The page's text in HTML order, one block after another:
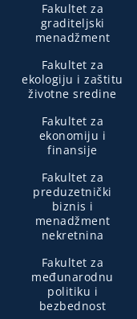
Fakultet za
graditeljski
menadžment
Fakultet za
ekologiju i zaštitu
životne sredine
Fakultet za
ekonomiju i
finansije
Fakultet za
preduzetnički
biznis i
menadžment
nekretnina
Fakultet za
međunarodnu
politiku i
bezbednost